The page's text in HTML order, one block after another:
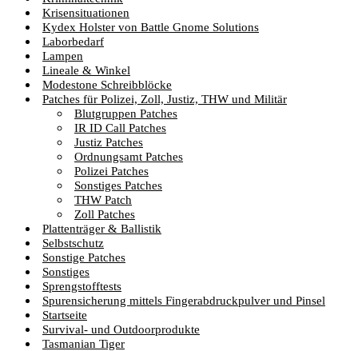
Krisensituationen
Kydex Holster von Battle Gnome Solutions
Laborbedarf
Lampen
Lineale & Winkel
Modestone Schreibblöcke
Patches für Polizei, Zoll, Justiz, THW und Militär
Blutgruppen Patches
IR ID Call Patches
Justiz Patches
Ordnungsamt Patches
Polizei Patches
Sonstiges Patches
THW Patch
Zoll Patches
Plattenträger & Ballistik
Selbstschutz
Sonstige Patches
Sonstiges
Sprengstofftests
Spurensicherung mittels Fingerabdruckpulver und Pinsel
Startseite
Survival- und Outdoorprodukte
Tasmanian Tiger